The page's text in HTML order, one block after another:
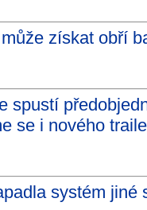
získat obří
spustí
se i nového
systém jiné